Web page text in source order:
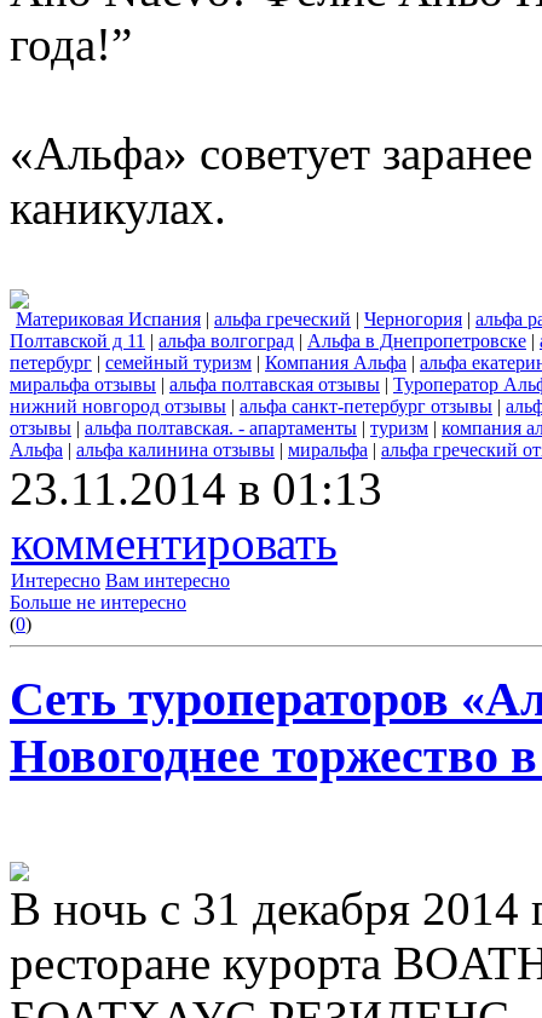
года!”
«Альфа» советует
каникулах.
Материковая Испания | альфа греческий | Черногория | альфа
Полтавской д 11 | альфа волгоград | Альфа в Днепропетровске |
петербург | семейный туризм | Компания Альфа | альфа
миральфа отзывы | альфа полтавская отзывы | Туроператор
нижний новгород отзывы | альфа санкт-петербург отзывы |
отзывы | альфа полтавская. - апартаменты | туризм | компания
Альфа | альфа калинина отзывы | миральфа | альфа греческий
23.11.2014 в 01:13
комментировать
Интересно Вам интересно
Больше не интересно
(0)
Сеть туроператоров
Новогоднее торжество
В ночь с 31 декабря 2014
ресторане курорта